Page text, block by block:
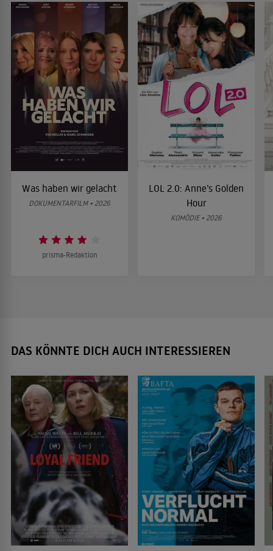
Was haben wir gelacht
DOKUMENTARFILM • 2026
prisma-Redaktion
LOL 2.0: Anne’s Golden
Hour
KOMÖDIE • 2026
DAS KÖNNTE DICH AUCH INTERESSIEREN